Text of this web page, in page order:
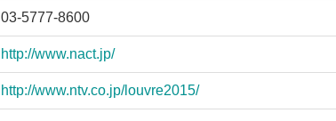
03-5777-8600
http://www.nact.jp/
http://www.ntv.co.jp/louvre2015/